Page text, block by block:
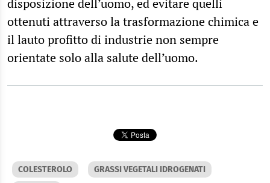
ottenuti attraverso la trasformazione chimica e
il lauto profitto di industrie non sempre
orientate solo alla salute dell’uomo.
COLESTEROLO
GRASSI VEGETALI IDROGENATI